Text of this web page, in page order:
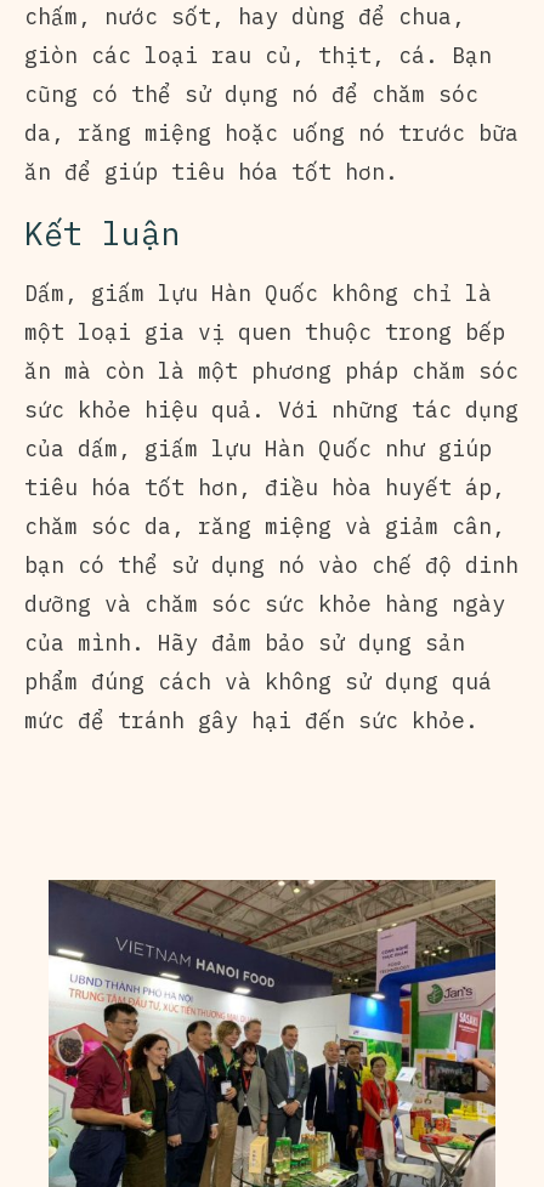
chấm, nước sốt, hay dùng để chua,
giòn các loại rau củ, thịt, cá. Bạn
cũng có thể sử dụng nó để chăm sóc
da, răng miệng hoặc uống nó trước bữa
ăn để giúp tiêu hóa tốt hơn.
Kết luận
Dấm, giấm lựu Hàn Quốc không chỉ là
một loại gia vị quen thuộc trong bếp
ăn mà còn là một phương pháp chăm sóc
sức khỏe hiệu quả. Với những tác dụng
của dấm, giấm lựu Hàn Quốc như giúp
tiêu hóa tốt hơn, điều hòa huyết áp,
chăm sóc da, răng miệng và giảm cân,
bạn có thể sử dụng nó vào chế độ dinh
dưỡng và chăm sóc sức khỏe hàng ngày
của mình. Hãy đảm bảo sử dụng sản
phẩm đúng cách và không sử dụng quá
mức để tránh gây hại đến sức khỏe.